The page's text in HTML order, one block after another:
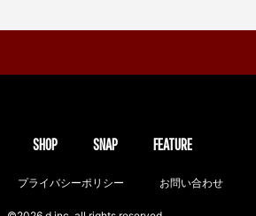
SHOP SNAP FEATURE
プライバシーポリシー お問い合わせ